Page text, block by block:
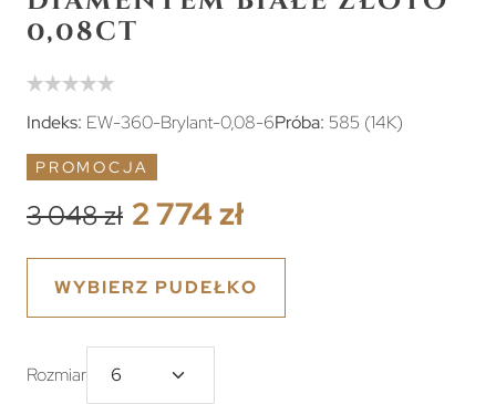
0,08ct
Indeks: EW-360-Brylant-0,08-6Próba: 585 (14K)
PROMOCJA
3 048 zł 2 774 zł
WYBIERZ PUDEŁKO
Rozmiar